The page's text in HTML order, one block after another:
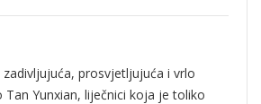
prosvjetljujuća i vrlo
Tan Yunxian, liječnici koja je toliko